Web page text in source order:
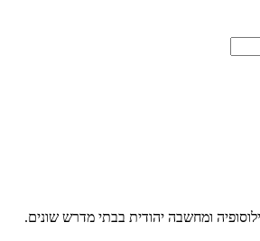
ומחשבה יהודית בבתי מדרש שונים.